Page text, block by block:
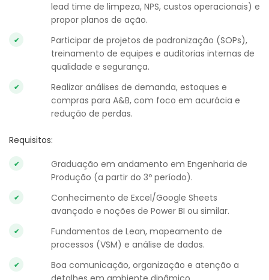
lead time de limpeza, NPS, custos operacionais) e
propor planos de ação.
Participar de projetos de padronização (SOPs),
treinamento de equipes e auditorias internas de
qualidade e segurança.
Realizar análises de demanda, estoques e
compras para A&B, com foco em acurácia e
redução de perdas.
Requisitos:
Graduação em andamento em Engenharia de
Produção (a partir do 3º período).
Conhecimento de Excel/Google Sheets
avançado e noções de Power BI ou similar.
Fundamentos de Lean, mapeamento de
processos (VSM) e análise de dados.
Boa comunicação, organização e atenção a